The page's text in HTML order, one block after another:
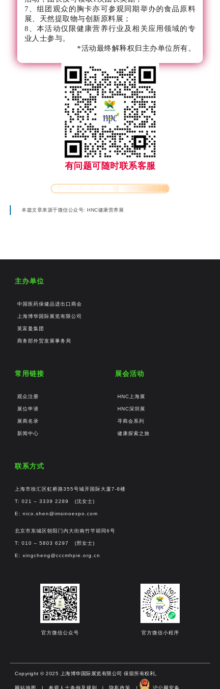
7、组团观众的胸卡亦可参观同期举办的食品原料
展、天然提取物与创新原料展；
8、本活动仅限健康营养行业及相关应用领域的专
业人士参与。
*活动最终解释权归主办单位所有。
有问题可随时联系客服
本篇文章来源于微信公众号: HNC健康营养展
主办单位
中国医药保健品进出口商会
上海博华国际展览有限公司
英富曼集团
商务部外贸发展事务局
常用链接
观众注册
展位申请
展商名录
新闻中心
展会活动
HNC上海展
HNC深圳展
寻商会系列
健康探索之旅
联系方式
上海市徐汇区虹桥路355号城开国际大厦7-8楼
T: 021 – 3339 2289 (沈女士)
E: nico.shen@imsinoexpo.com
北京市东城区朝阳门内大街南竹竿胡同6号
T: 010 – 5803 6297 (邢女士)
E: xingcheng@cccmhpie.org.cn
官方微信公众号 官方微信小程序
Copyright © 2025 上海博华国际展览有限公司 保留所有权利。